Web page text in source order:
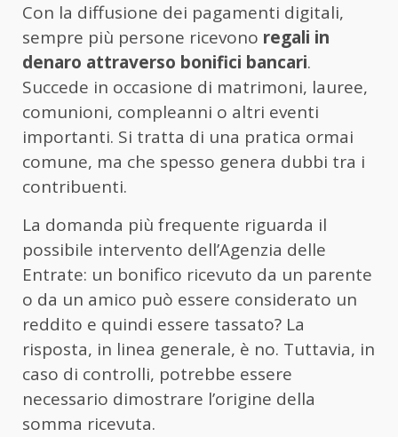
Con la diffusione dei pagamenti digitali,
sempre più persone ricevono regali in
denaro attraverso bonifici bancari.
Succede in occasione di matrimoni, lauree,
comunioni, compleanni o altri eventi
importanti. Si tratta di una pratica ormai
comune, ma che spesso genera dubbi tra i
contribuenti.
La domanda più frequente riguarda il
possibile intervento dell’Agenzia delle
Entrate: un bonifico ricevuto da un parente
o da un amico può essere considerato un
reddito e quindi essere tassato? La
risposta, in linea generale, è no. Tuttavia, in
caso di controlli, potrebbe essere
necessario dimostrare l’origine della
somma ricevuta.